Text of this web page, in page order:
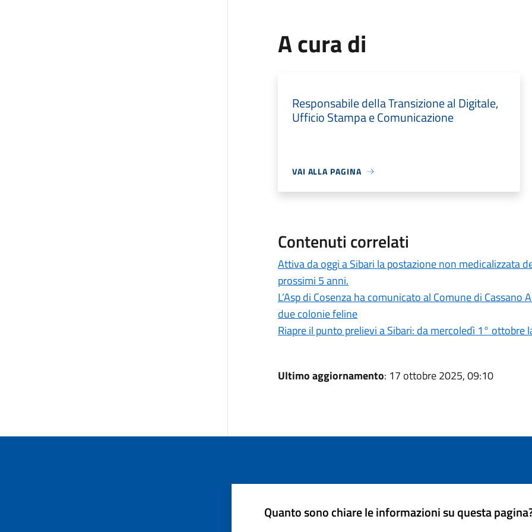
A cura di
Responsabile della Transizione al Digitale,
Ufficio Stampa e Comunicazione
VAI ALLA PAGINA
Contenuti correlati
Attiva da oggi a Sibari la postazione non medicalizzata
prossimi 5 anni.
L’Asp di Cosenza ha comunicato al Comune di
due colonie feline
Riapre il punto prelievi a Sibari: da mercoledì 1° ottobre
Ultimo aggiornamento: 17 ottobre 2025, 09:10
Quanto sono chiare le informazioni su questa